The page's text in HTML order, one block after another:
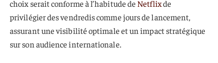
choix serait conforme à l’habitude de Netflixde
privilégier des vendredis comme jours de lancement,
assurant une visibilité optimale et un impact stratégique
sur son audience internationale.